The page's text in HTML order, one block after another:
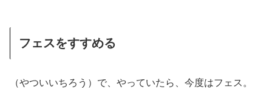
フェスをすすめる
（やついいちろう）で、やっていたら、今度はフェス。